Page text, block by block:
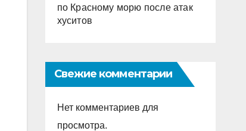
по Красному морю после атак
хуситов
Свежие комментарии
Нет комментариев для
просмотра.